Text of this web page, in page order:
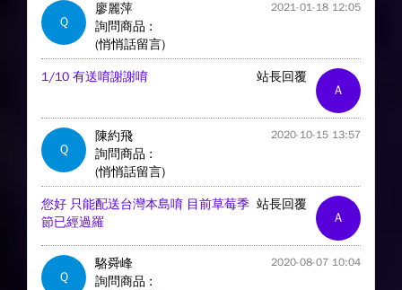
Q
廖麗萍 2021-01-18 12:05
詢問商品 :
(悄悄話留言)
A
站長回覆
1/10 有送唷謝謝唷
Q
陳約飛 2020-10-15 13:57
詢問商品 :
(悄悄話留言)
A
站長回覆
您好 只能配送台灣本島唷 目前草莓季
節已經過羅
Q
駱舜峰 2020-08-07 10:04
詢問商品 :